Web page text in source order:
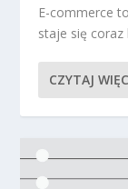
E-commerce
staje się coraz
CZYTAJ